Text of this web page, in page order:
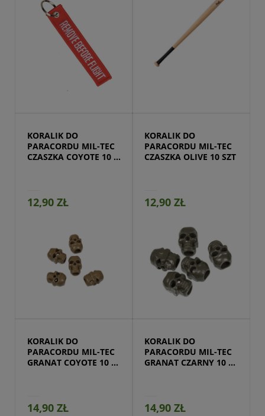
KORALIK DO
PARACORDU MIL-TEC
CZASZKA COYOTE 10
12,90 ZŁ
KORALIK DO
PARACORDU MIL-TEC
CZASZKA OLIVE 10 SZT
12,90 ZŁ
KORALIK DO
PARACORDU MIL-TEC
GRANAT COYOTE 10
14,90 ZŁ
KORALIK DO
PARACORDU MIL-TEC
GRANAT CZARNY 10
14,90 ZŁ